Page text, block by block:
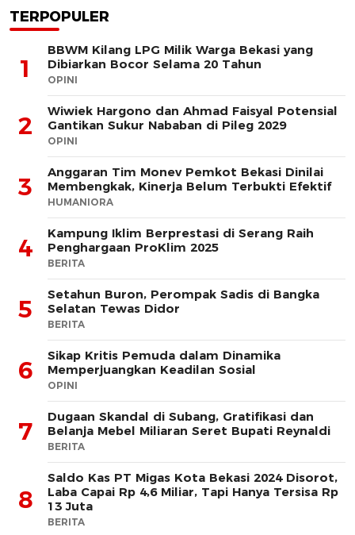
TERPOPULER
1
BBWM Kilang LPG Milik Warga Bekasi yang
Dibiarkan Bocor Selama 20 Tahun
OPINI
2
Wiwiek Hargono dan Ahmad Faisyal Potensial
Gantikan Sukur Nababan di Pileg 2029
OPINI
3
Anggaran Tim Monev Pemkot Bekasi Dinilai
Membengkak, Kinerja Belum Terbukti Efektif
HUMANIORA
4
Kampung Iklim Berprestasi di Serang Raih
Penghargaan ProKlim 2025
BERITA
5
Setahun Buron, Perompak Sadis di Bangka
Selatan Tewas Didor
BERITA
6
Sikap Kritis Pemuda dalam Dinamika
Memperjuangkan Keadilan Sosial
OPINI
7
Dugaan Skandal di Subang, Gratifikasi dan
Belanja Mebel Miliaran Seret Bupati Reynaldi
BERITA
8
Saldo Kas PT Migas Kota Bekasi 2024 Disorot,
Laba Capai Rp 4,6 Miliar, Tapi Hanya Tersisa Rp
13 Juta
BERITA